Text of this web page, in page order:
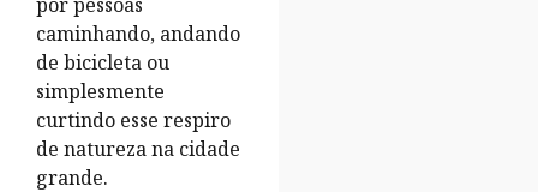
caminhando, andando
de bicicleta ou
simplesmente
curtindo esse respiro
de natureza na cidade
grande.